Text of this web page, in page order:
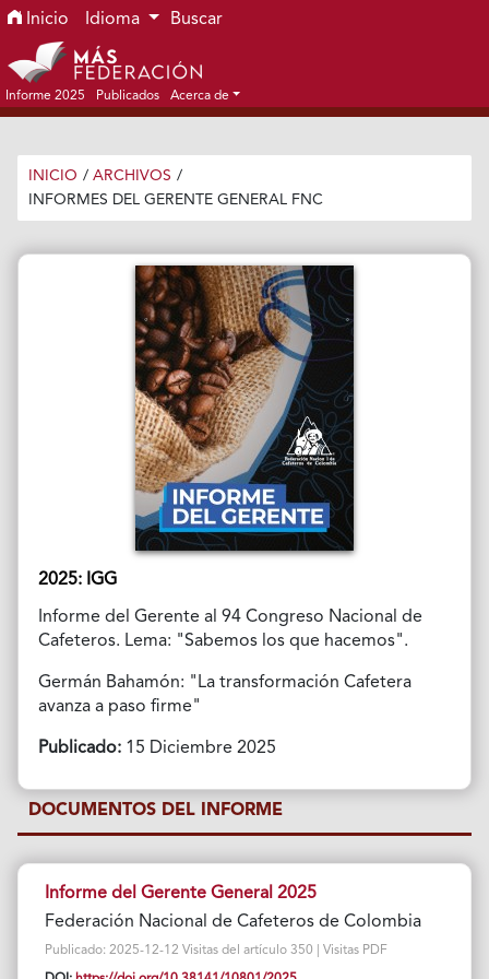
Ir al menú de navegación principal
Ir al contenido principal
Ir al pie de página del sitio
Inicio Idioma Buscar
Informe 2025 Publicados Acerca de
INICIO / ARCHIVOS /
INFORMES DEL GERENTE GENERAL FNC
2025: IGG
Informe del Gerente al 94 Congreso Nacional de
Cafeteros. Lema: "Sabemos los que hacemos".
Germán Bahamón: "La transformación Cafetera
avanza a paso firme"
Publicado:15 Diciembre 2025
DOCUMENTOS DEL INFORME
Informe del Gerente General 2025
Federación Nacional de Cafeteros de Colombia
Publicado: 2025-12-12 Visitas del artículo 350 | Visitas PDF